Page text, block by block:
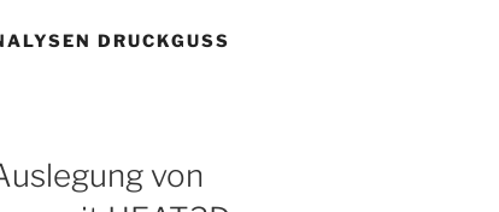
DRUCKGUSS
von